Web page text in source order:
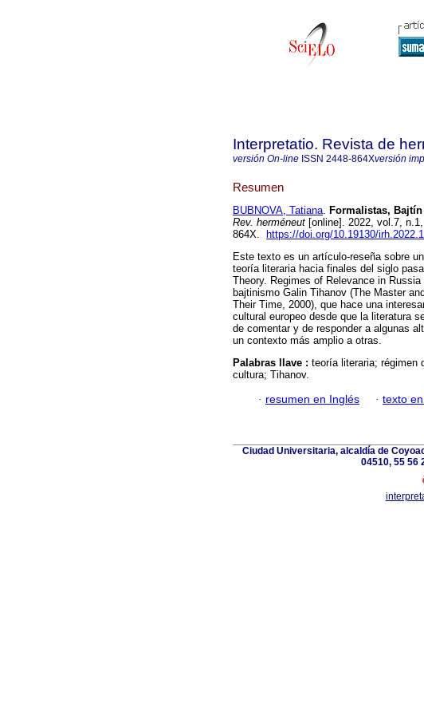
Interpretatio. Revista de
versión On-line ISSN 2448-864Xversión
Resumen
BUBNOVA, Tatiana. Formalistas,
Rev. herméneut [online]. 2022, vol.7,
864X.
https://doi.org/10.19130/
Este texto es un artículo-reseña sobre
teoría literaria hacia finales del siglo
Theory. Regimes of Relevance in
bajtinismo Galin Tihanov (The Master
Their Time, 2000), que hace una
cultural europeo desde que la literatura
de comentar y de responder a algunas
un contexto más amplio a otras.
Palabras llave : teoría literaria; régimen
cultura; Tihanov.
· resumen en Inglés · texto
Ciudad Universitaria, alcaldía de
04510, 55 56